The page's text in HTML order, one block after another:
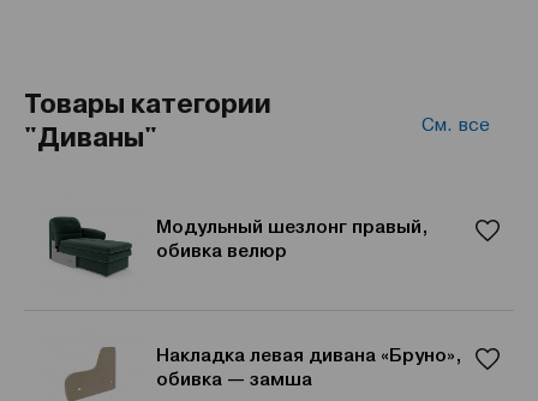
Товары категории
"Диваны"
См. все
Модульный шезлонг правый,
обивка велюр
Накладка левая дивана «Бруно»,
обивка — замша